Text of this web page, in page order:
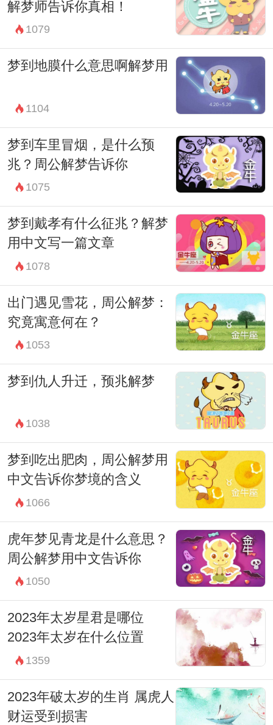
解梦师告诉你真相！
1079
梦到地膜什么意思啊解梦用
1104
梦到车里冒烟，是什么预
兆？周公解梦告诉你
1075
梦到戴孝有什么征兆？解梦
用中文写一篇文章
1078
出门遇见雪花，周公解梦：
究竟寓意何在？
1053
梦到仇人升迁，预兆解梦
1038
梦到吃出肥肉，周公解梦用
中文告诉你梦境的含义
1066
虎年梦见青龙是什么意思？
周公解梦用中文告诉你
1050
2023年太岁星君是哪位
2023年太岁在什么位置
1359
2023年破太岁的生肖 属虎人
财运受到损害